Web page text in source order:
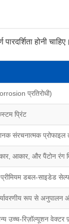
होनी
प्रतिरोधी)
प्रिंट
संरचनात्मक प्रोफाइल
आकार, और पैंटोन रंग
डबल-साइडेड
रूप से अनुपालन
उच्च-रिज़ॉल्यूशन वेक्टर